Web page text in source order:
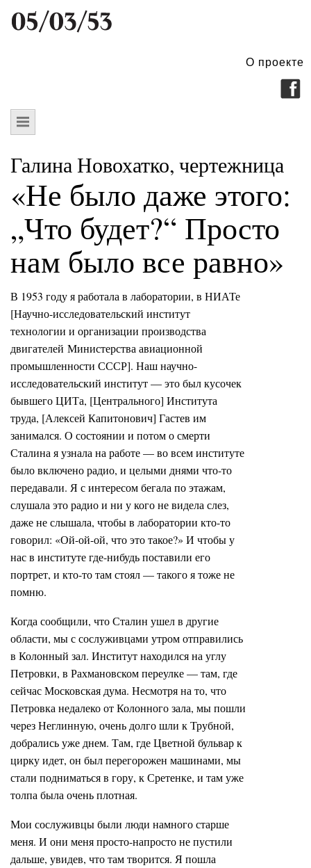
О проекте
Галина Новохатко, чертежница
«Не было даже этого:
„Что будет?“ Просто
нам было все равно»
В 1953 году я работала в лаборатории, в НИАТе
[Научно-исследовательский институт
технологии и организации производства
двигателей Министерства авиационной
промышленности СССР]. Наш научно-
исследовательский институт — это был кусочек
бывшего ЦИТа, [Центрального] Института
труда, [Алексей Капитонович] Гастев им
занимался. О состоянии и потом о смерти
Сталина я узнала на работе — во всем институте
было включено радио, и целыми днями что-то
передавали. Я с интересом бегала по этажам,
слушала это радио и ни у кого не видела слез,
даже не слышала, чтобы в лаборатории кто-то
говорил: «Ой-ой-ой, что это такое?» И чтобы у
нас в институте где-нибудь поставили его
портрет, и кто-то там стоял — такого я тоже не
помню.
Когда сообщили, что Сталин ушел в другие
области, мы с сослуживцами утром отправились
в Колонный зал. Институт находился на углу
Петровки, в Рахмановском переулке — там, где
сейчас Московская дума. Несмотря на то, что
Петровка недалеко от Колонного зала, мы пошли
через Неглинную, очень долго шли к Трубной,
добрались уже днем. Там, где Цветной бульвар к
цирку идет, он был перегорожен машинами, мы
стали подниматься в гору, к Сретенке, и там уже
толпа была очень плотная.
Мои сослуживцы были люди намного старше
меня. И они меня просто-напросто не пустили
дальше, увидев, что там творится. Я пошла